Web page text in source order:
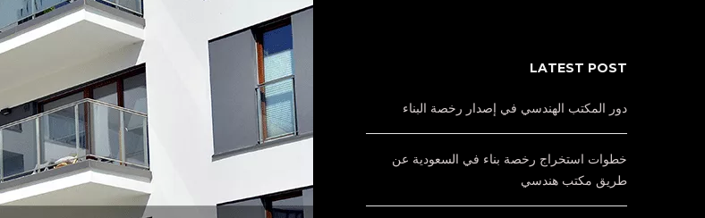
LATEST POST
دور المكتب الهندسي في إصدار رخصة البناء
خطوات استخراج رخصة بناء في السعودية عن
طريق مكتب هندسي